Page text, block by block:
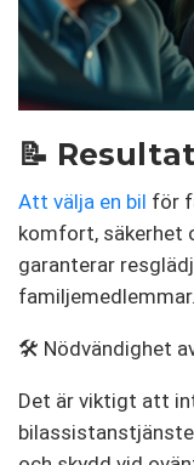
📝
Att välja en bil för
komfort, säkerhet
garanterar
familjemedlemmar.
🛠️ Nödvändighet
Det är viktigt att